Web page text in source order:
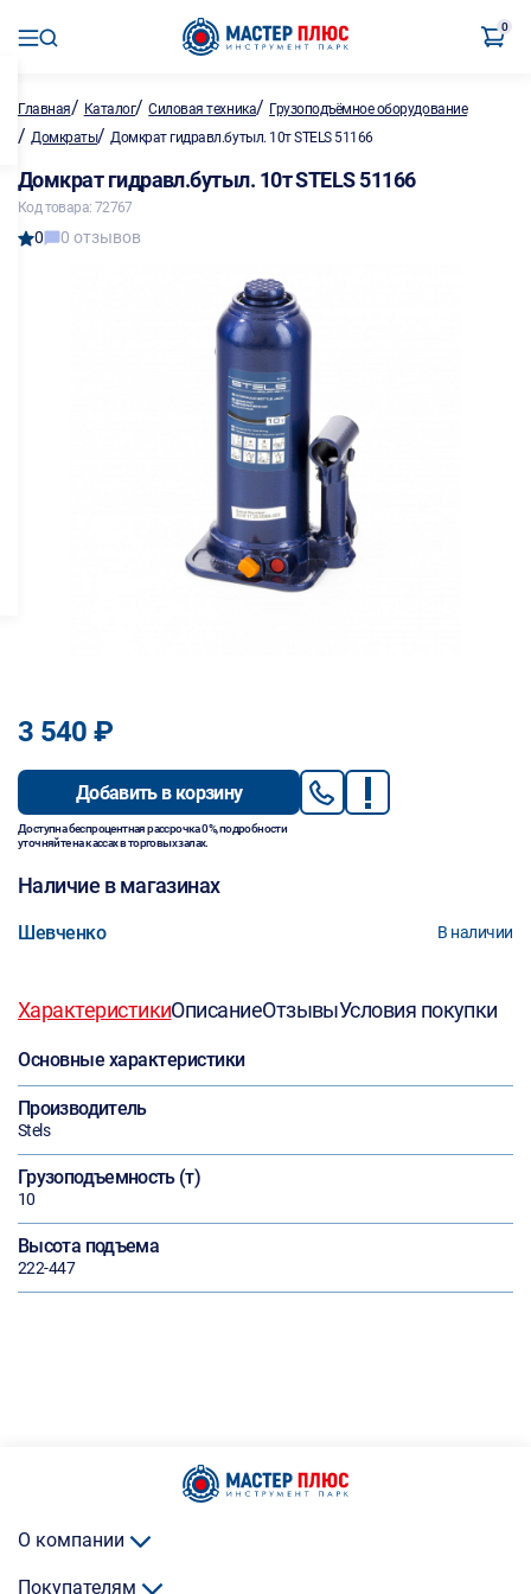
0
Главная/ Каталог/Силовая техника/ Грузоподъёмное оборудование
/ Домкраты/Домкрат гидравл.бутыл. 10т STELS 51166
Домкрат гидравл.бутыл. 10т STELS 51166
Код товара: 72767
0 0 отзывов
3 540 ₽
Добавить в корзину
Доступна беспроцентная рассрочка 0%, подробности
уточняйте на кассах в торговых залах.
Наличие в магазинах
Шевченко В наличии
ХарактеристикиОписаниеОтзывыУсловия покупки
Основные характеристики
Производитель
Stels
Грузоподъемность (т)
10
Высота подъема
222-447
О компании
Покупателям